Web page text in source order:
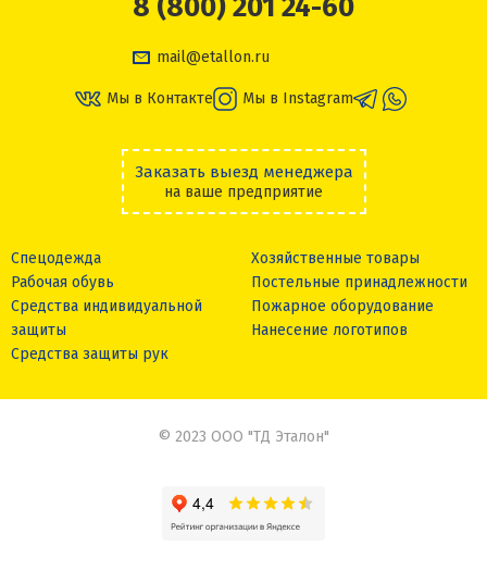
8 (800) 201 24-60
mail@etallon.ru
Мы в Контакте Мы в Instagram
Заказать выезд менеджера
на ваше предприятие
Спецодежда
Рабочая обувь
Средства индивидуальной
защиты
Средства защиты рук
Хозяйственные товары
Постельные принадлежности
Пожарное оборудование
Нанесение логотипов
© 2023 ООО "ТД Эталон"